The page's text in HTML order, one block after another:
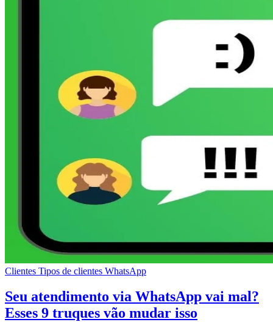
Clientes Tipos de clientes WhatsApp
Seu atendimento via WhatsApp vai mal?
Esses 9 truques vão mudar isso